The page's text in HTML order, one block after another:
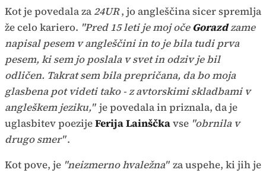
Kot je povedala za 24UR, jo angleščina sicer spremlja
že celo kariero. "Pred 15 leti je moj očeGorazdzame
napisal pesem v angleščini in to je bila tudi prva
pesem, ki sem jo poslala v svet in odziv je bil
odličen. Takrat sem bila prepričana, da bo moja
glasbena pot videti tako - z avtorskimi skladbami v
angleškem jeziku," je povedala in priznala, da je
uglasbitev poezijeFerija Lainščkavse "obrnila v
drugo smer".
Kot pove, je "neizmerno hvaležna" za uspehe, ki jih je